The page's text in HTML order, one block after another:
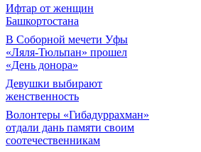
Ифтар от женщин
Башкортостана
В Соборной мечети Уфы
«Ляля-Тюльпан» прошел
«День донора»
Девушки выбирают
женственность
Волонтеры «Гибадуррахман»
отдали дань памяти своим
соотечественникам